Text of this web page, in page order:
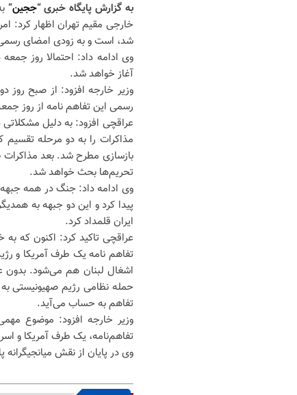
به گزارش پایگاه خبری “ججین”
خارجی مقیم تهران اظهار کرد:
شد، است و به زودی امضای
وی ادامه داد: احتمالا روز
آغاز خواهد شد.
وزیر خارجه افزود: از صبح
رسمی این تفاهم نامه از روز
عراقچی افزود: به دلیل
مذاکرات را به دو مرحله
تحریم‌ها بحث خواهد شد.
وی ادامه داد: جنگ در همه جبهه
پیدا کرد و این دو جبهه به
ایران قلمداد کرد.
عراقچی تاکید کرد: اکنون که
تفاهم نامه یک طرف آمریکا و
اشغال لبنان هم می‌شود. بدون
حمله نظامی رژیم صهیونیستی
تفاهم به حساب می‌آید.
وزیر خارجه افزود: موضوع
تفاهم‌نامه، یک طرف آمریکا و
وی در پایان از نقش